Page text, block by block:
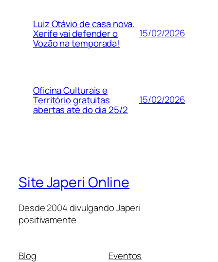
Luiz Otávio de casa nova.
Xerife vai defender o
Vozão na temporada!
15/02/2026
Oficina Culturais e
Território gratuitas
abertas até do dia 25/2
15/02/2026
Site Japeri Online
Desde 2004 divulgando Japeri
positivamente
Blog
Eventos